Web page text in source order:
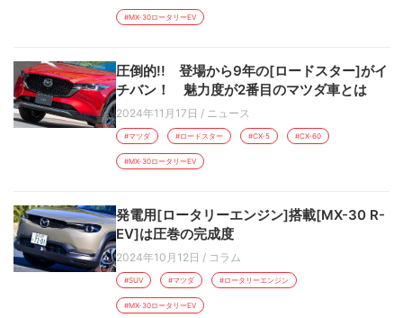
#MX-30ロータリーEV
圧倒的!! 登場から9年の[ロードスター]がイ
チバン！ 魅力度が2番目のマツダ車とは
2024年11月17日 / ニュース
#マツダ #ロードスター #CX-5 #CX-60
#MX-30ロータリーEV
発電用[ロータリーエンジン]搭載[MX-30 R-
EV]は圧巻の完成度
2024年10月12日 / コラム
#SUV #マツダ #ロータリーエンジン
#MX-30ロータリーEV